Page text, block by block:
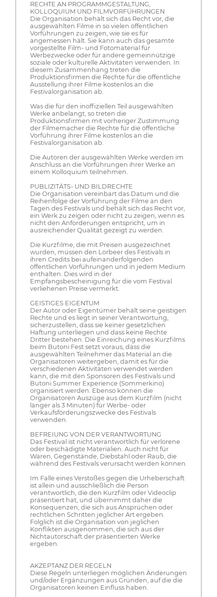
RECHTE AN PROGRAMMGESTALTUNG,
KOLLOQUIUM UND FILMVORFÜHRUNGEN
Die Organisation behält sich das Recht vor, die
ausgewählten Filme in so vielen öffentlichen
Vorführungen zu zeigen, wie sie es für
angemessen hält. Sie kann auch das gesamte
vorgestellte Film- und Fotomaterial für
Werbezwecke oder für andere gemeinnützige
soziale oder kulturelle Aktivitäten verwenden. In
diesem Zusammenhang treten die
Produktionsfirmen die Rechte für die öffentliche
Ausstellung ihrer Filme kostenlos an die
Festivalorganisation ab.
Was die für den inoffiziellen Teil ausgewählten
Werke anbelangt, so treten die
Produktionsfirmen mit vorheriger Zustimmung
der Filmemacher die Rechte für die öffentliche
Vorführung ihrer Filme kostenlos an die
Festivalorganisation ab.
Die Autoren der ausgewählten Werke werden im
Anschluss an die Vorführungen ihrer Werke an
einem Kolloquium teilnehmen.
PUBLIZITÄTS- UND BILDRECHTE
Die Organisation vereinbart das Datum und die
Reihenfolge der Vorführung der Filme an den
Tagen des Festivals und behält sich das Recht vor,
ein Werk zu zeigen oder nicht zu zeigen, wenn es
nicht den Anforderungen entspricht, um in
ausreichender Qualität gezeigt zu werden.
Die Kurzfilme, die mit Preisen ausgezeichnet
wurden, müssen den Lorbeer des Festivals in
ihren Credits bei aufeinanderfolgenden
öffentlichen Vorführungen und in jedem Medium
enthalten. Dies wird in der
Empfangsbescheinigung für die vom Festival
verliehenen Preise vermerkt.
GEISTIGES EIGENTUM
Der Autor oder Eigentümer behält seine geistigen
Rechte und es liegt in seiner Verantwortung,
sicherzustellen, dass sie keiner gesetzlichen
Haftung unterliegen und dass keine Rechte
Dritter bestehen. Die Einreichung eines Kurzfilms
beim Butoni Fest setzt voraus, dass die
ausgewählten Teilnehmer das Material an die
Organisatoren weitergeben, damit es für die
verschiedenen Aktivitäten verwendet werden
kann, die mit den Sponsoren des Festivals und
Butoni Summer Experience (Sommerkino)
organisiert werden. Ebenso können die
Organisatoren Auszüge aus dem Kurzfilm (nicht
länger als 3 Minuten) für Werbe- oder
Verkaufsförderungszwecke des Festivals
verwenden.
BEFREIUNG VON DER VERANTWORTUNG
Das Festival ist nicht verantwortlich für verlorene
oder beschädigte Materialien. Auch nicht für
Waren, Gegenstände, Diebstahl oder Raub, die
während des Festivals verursacht werden können.
Im Falle eines Verstoßes gegen die Urheberschaft
ist allein und ausschließlich die Person
verantwortlich, die den Kurzfilm oder Videoclip
präsentiert hat, und übernimmt daher die
Konsequenzen, die sich aus Ansprüchen oder
rechtlichen Schritten jeglicher Art ergeben.
Folglich ist die Organisation von jeglichen
Konflikten ausgenommen, die sich aus der
Nichtautorschaft der präsentierten Werke
ergeben.
AKZEPTANZ DER REGELN
Diese Regeln unterliegen möglichen Änderungen
und/oder Ergänzungen aus Gründen, auf die die
Organisatoren keinen Einfluss haben.